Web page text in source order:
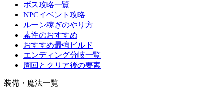
ボス攻略一覧
NPCイベント攻略
ルーン稼ぎのやり方
素性のおすすめ
おすすめ最強ビルド
エンディング分岐一覧
周回とクリア後の要素
装備・魔法一覧